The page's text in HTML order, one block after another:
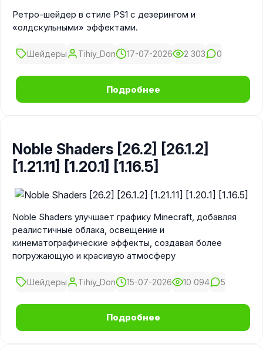
Ретро-шейдер в стиле PS1 с дезерингом и
«олдскульными» эффектами.
Шейдеры Tihiy_Don 17-07-2026 2 303 0
Подробнее
Noble Shaders [26.2] [26.1.2]
[1.21.11] [1.20.1] [1.16.5]
Noble Shaders улучшает графику Minecraft, добавляя
реалистичные облака, освещение и
кинематографические эффекты, создавая более
погружающую и красивую атмосферу
Шейдеры Tihiy_Don 15-07-2026 10 094 5
Подробнее